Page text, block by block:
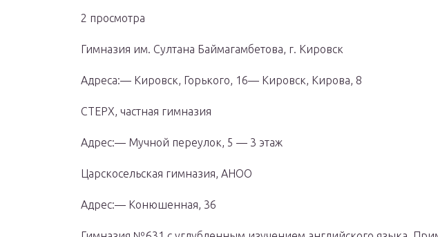
2 просмотра
Гимназия им. Султана Баймагамбетова, г. Кировск
Адреса:— Кировск, Горького, 16— Кировск, Кирова, 8
СТЕРХ, частная гимназия
Адрес:— Мучной переулок, 5 — 3 этаж
Царскосельская гимназия, АНОО
Адрес:— Конюшенная, 36